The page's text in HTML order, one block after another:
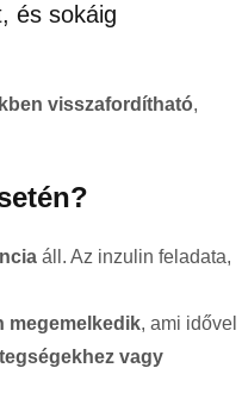
és sokáig
visszafordítható,
áll. Az inzulin feladata,
megemelkedik, ami idővel
vagy